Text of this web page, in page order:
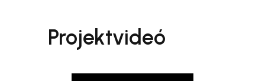
Projektvideó